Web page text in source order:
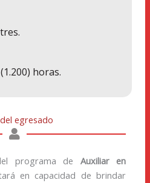
horas.
egresado
programa de Auxiliar en
en capacidad de brindar